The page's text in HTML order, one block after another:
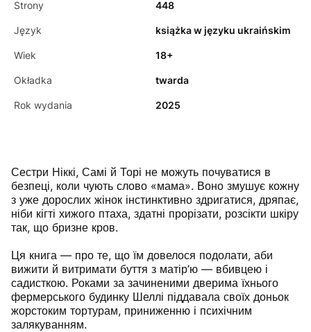
Strony 448
Język książka w języku ukraińskim
Wiek 18+
Okładka twarda
Rok wydania 2025
Сестри Ніккі, Самі й Торі не можуть почуватися в
безпеці, коли чують слово «мама». Воно змушує кожну
з уже дорослих жінок інстинктивно здригатися, дряпає,
ніби кігті хижого птаха, здатні прорізати, розсікти шкіру
так, що бризне кров.
Ця книга — про те, що їм довелося подолати, аби
вижити й витримати буття з матір’ю — вбивцею і
садисткою. Роками за зачиненими дверима їхнього
фермерського будинку Шеллі піддавала своїх доньок
жорстоким тортурам, приниженню і психічним
залякуванням.